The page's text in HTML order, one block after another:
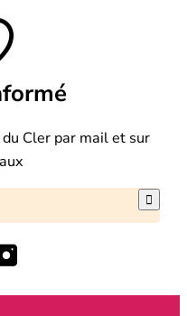
Cler par mail et sur
